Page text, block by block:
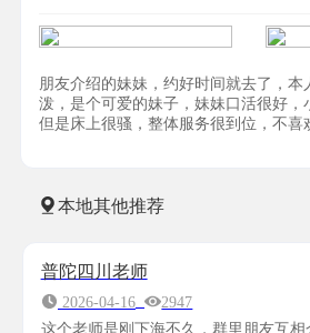
朋友介绍的妹妹，约好时间就去了，
泼，是个可爱的妹子，妹妹口活很好，
但是床上很骚，整体服务很到位，不喜
本地其他推荐
普陀四川老师
2026-04-16
2947
这个老师是刚下海不久，群里朋友互